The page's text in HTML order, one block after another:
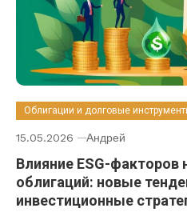
Облигации и долговые
15.05.2026 Андрей
Влияние ESG-факторов
облигаций: новые
инвестиционные